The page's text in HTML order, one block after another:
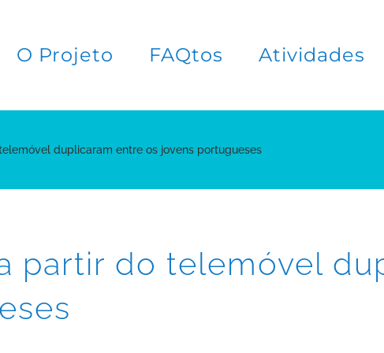
O Projeto FAQtos Atividades
duplicaram entre os jovens portugueses
partir do telemóvel